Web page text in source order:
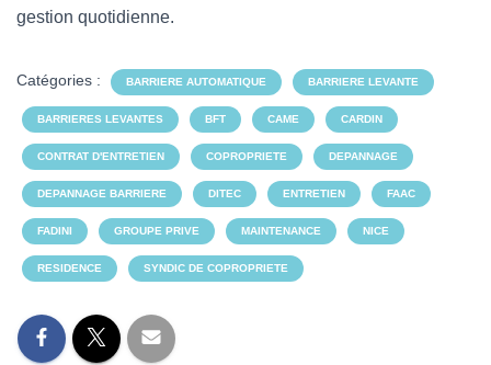
gestion quotidienne.
Catégories : BARRIERE AUTOMATIQUE BARRIERE LEVANTE
BARRIERES LEVANTES BFT CAME CARDIN
CONTRAT D'ENTRETIEN COPROPRIETE DEPANNAGE
DEPANNAGE BARRIERE DITEC ENTRETIEN FAAC
FADINI GROUPE PRIVE MAINTENANCE NICE
RESIDENCE SYNDIC DE COPROPRIETE